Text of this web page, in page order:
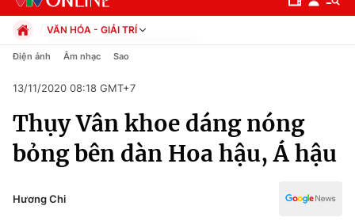
Chuyên mục
Chính trị
VĂN HÓA - GIẢI TRÍ
Chính trị
Pháp luật
Kinh tế
Thể thao
Truyền hình
Y tế
Điện ảnh Âm nhạc Sao
13/11/2020 08:18 GMT+7
Thụy Vân khoe dáng nóng
bỏng bên dàn Hoa hậu, Á hậu
Hương Chi